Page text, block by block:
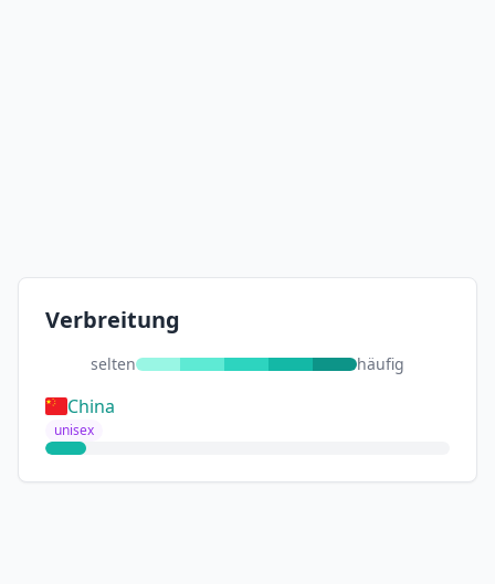
Verbreitung
selten häufig
China
unisex